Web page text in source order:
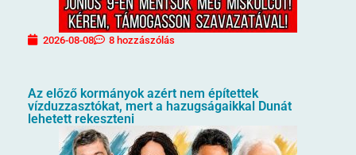
2026-08-08 8 hozzászólás
Az előző kormányok azért nem építettek
vízduzzasztókat, mert a hazugságaikkal Dunát
lehetett rekeszteni